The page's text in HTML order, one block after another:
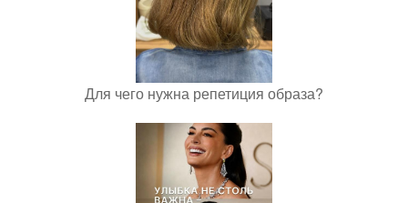
Для чего нужна репетиция образа?